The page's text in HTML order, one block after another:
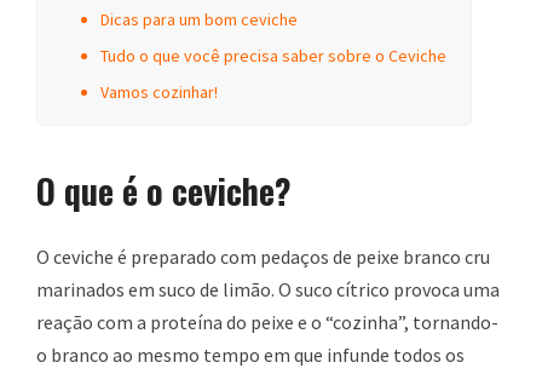
Dicas para um bom ceviche
Tudo o que você precisa saber sobre o Ceviche
Vamos cozinhar!
O que é o ceviche?
O ceviche é preparado com pedaços de peixe branco cru
marinados em suco de limão. O suco cítrico provoca uma
reação com a proteína do peixe e o “cozinha”, tornando-
o branco ao mesmo tempo em que infunde todos os